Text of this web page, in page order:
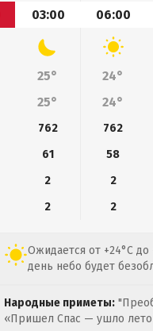
03:00 06:00
25° 24°
25° 24°
762 762
61 58
2 2
2 2
Ожидается от +24°C
день небо будет
Народные приметы:
«Пришел Спас — ушло лето